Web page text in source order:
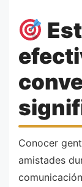
Conocer
amistades